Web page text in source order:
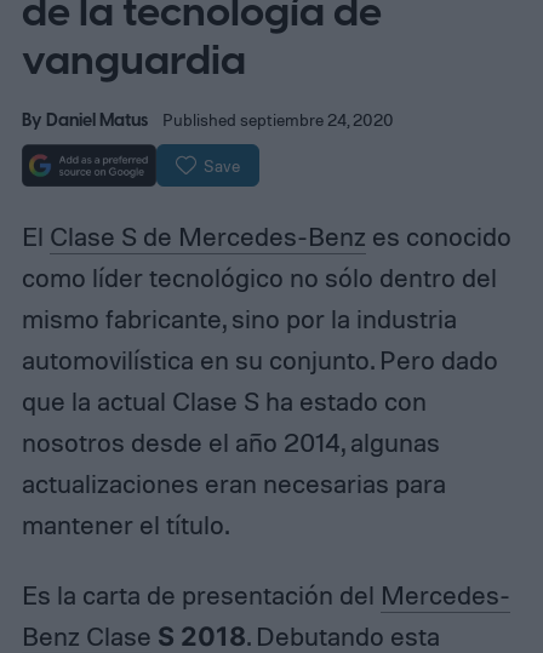
de la tecnología de
vanguardia
By Daniel Matus Published septiembre 24, 2020
Save
El Clase S de Mercedes-Benz es conocido
como líder tecnológico no sólo dentro del
mismo fabricante, sino por la industria
automovilística en su conjunto. Pero dado
que la actual Clase S ha estado con
nosotros desde el año 2014, algunas
actualizaciones eran necesarias para
mantener el título.
Es la carta de presentación del Mercedes-
Benz Clase S 2018. Debutando esta